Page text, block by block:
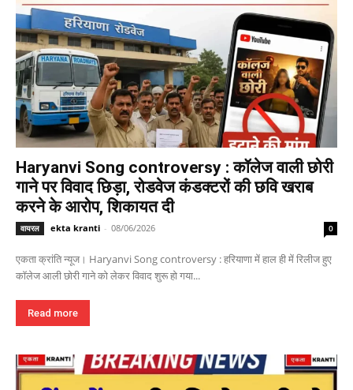
Haryanvi Song controversy : कॉलेज वाली छोरी
गाने पर विवाद छिड़ा, रोडवेज कंडक्टरों की छवि खराब
करने के आरोप, शिकायत दी
वायरल ekta kranti - 08/06/2026 0
एकता क्रांति न्यूज। Haryanvi Song controversy : हरियाणा में हाल ही में रिलीज हुए
कॉलेज आली छोरी गाने को लेकर विवाद शुरू हो गया...
Read more